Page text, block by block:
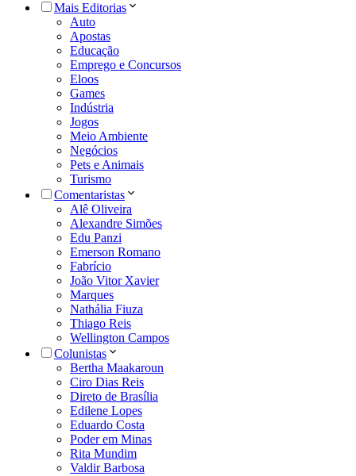
Mais Editorias
Auto
Apostas
Educação
Emprego e Concursos
Eloos
Games
Indústria
Jogos
Meio Ambiente
Negócios
Pets e Animais
Turismo
Comentaristas
Alê Oliveira
Alexandre Simões
Edu Panzi
Emerson Romano
Fabrício
João Vitor Xavier
Marques
Nathália Fiuza
Thiago Reis
Wellington Campos
Colunistas
Bertha Maakaroun
Ciro Dias Reis
Direto de Brasília
Edilene Lopes
Eduardo Costa
Poder em Minas
Rita Mundim
Valdir Barbosa